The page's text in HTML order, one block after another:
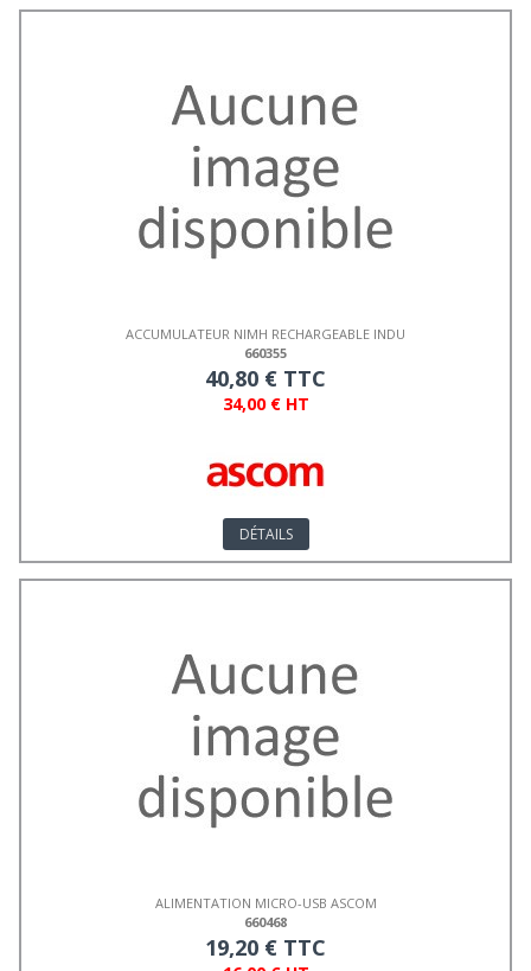
ACCUMULATEUR NIMH RECHARGEABLE INDU
660355
40,80 € TTC
34,00 € HT
DÉTAILS
ALIMENTATION MICRO-USB ASCOM
660468
19,20 € TTC